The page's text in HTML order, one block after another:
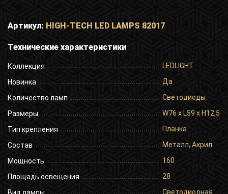
Артикул: HIGH-TECH LED LAMPS 82017
Технические характеристики
Коллекция LEDLIGHT
Новинка Да
Количество ламп Светодиоды
Размеры W76 x L59 x H12,5
Тип крепления Планка
Состав Металл, Акрил
Мощность 160
Площадь освещения 28
Светодиодная